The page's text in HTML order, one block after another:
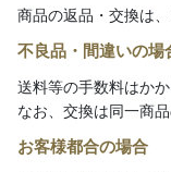
商品の返品・交換は
不良品・間違いの場
送料等の手数料はか
なお、交換は同一商
お客様都合の場合